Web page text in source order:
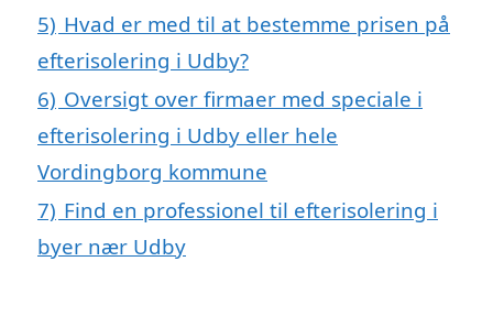
5) Hvad er med til at bestemme prisen på
efterisolering i Udby?
6) Oversigt over firmaer med speciale i
efterisolering i Udby eller hele
Vordingborg kommune
7) Find en professionel til efterisolering i
byer nær Udby